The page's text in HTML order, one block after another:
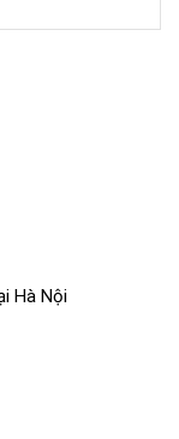
Hà Nội